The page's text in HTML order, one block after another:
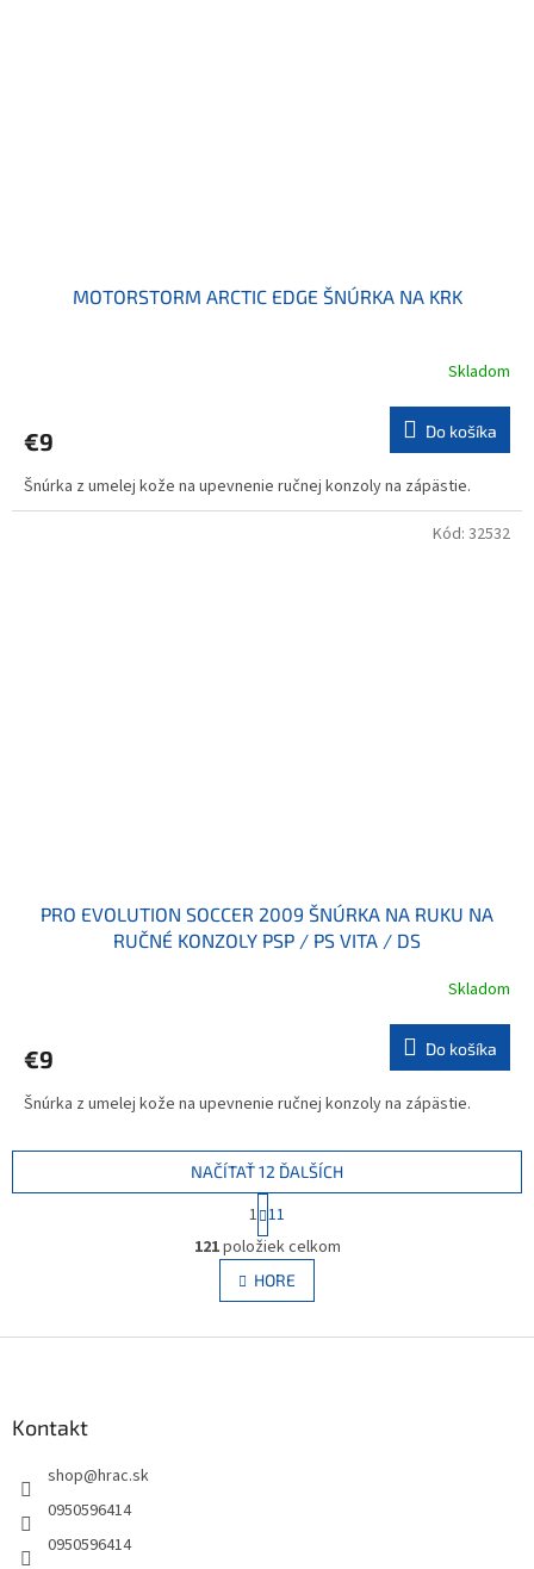
MOTORSTORM ARCTIC EDGE ŠNÚRKA NA KRK
Skladom
€9 Do košíka
Šnúrka z umelej kože na upevnenie ručnej konzoly na zápästie.
PRO EVOLUTION SOCCER 2009 ŠNÚRKA NA RUKU NA
RUČNÉ KONZOLY PSP / PS VITA / DS
Skladom
€9 Do košíka
Šnúrka z umelej kože na upevnenie ručnej konzoly na zápästie.
Kód: 32532
O
v
l
á
NAČÍTAŤ 12 ĎALŠÍCH
S
t
r
á
n
k
v
1 11
121položiek celkom
HORE
Kontakt
shop@hrac.sk
0950596414
0950596414